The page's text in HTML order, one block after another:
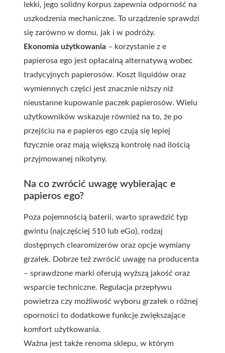
lekki, jego solidny korpus zapewnia odporność na
uszkodzenia mechaniczne. To urządzenie sprawdzi
się zarówno w domu, jak i w podróży.
Ekonomia użytkowania – korzystanie z e
papierosa ego jest opłacalną alternatywą wobec
tradycyjnych papierosów. Koszt liquidów oraz
wymiennych części jest znacznie niższy niż
nieustanne kupowanie paczek papierosów. Wielu
użytkowników wskazuje również na to, że po
przejściu na e papieros ego czują się lepiej
fizycznie oraz mają większą kontrolę nad ilością
przyjmowanej nikotyny.
Na co zwrócić uwagę wybierając e
papieros ego?
Poza pojemnością baterii, warto sprawdzić typ
gwintu (najczęściej 510 lub eGo), rodzaj
dostępnych clearomizerów oraz opcje wymiany
grzałek. Dobrze też zwrócić uwagę na producenta
– sprawdzone marki oferują wyższą jakość oraz
wsparcie techniczne. Regulacja przepływu
powietrza czy możliwość wyboru grzałek o różnej
oporności to dodatkowe funkcje zwiększające
komfort użytkowania.
Ważna jest także renoma sklepu, w którym